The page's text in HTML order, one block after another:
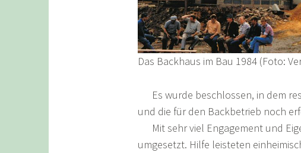
Das Backhaus im Bau 1984 (Foto:
Es wurde beschlossen, in dem
und die für den Backbetrieb noch
Mit sehr viel Engagement und
umgesetzt. Hilfe leisteten